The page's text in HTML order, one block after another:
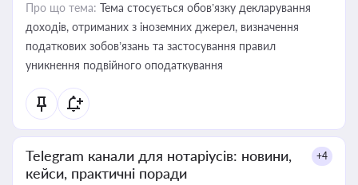
Про що тема: Тема стосується обов’язку декларування
доходів, отриманих з іноземних джерел, визначення
податкових зобов’язань та застосування правил
уникнення подвійного оподаткування
Telegram канали для нотаріусів: новини,
кейси, практичні поради
+4